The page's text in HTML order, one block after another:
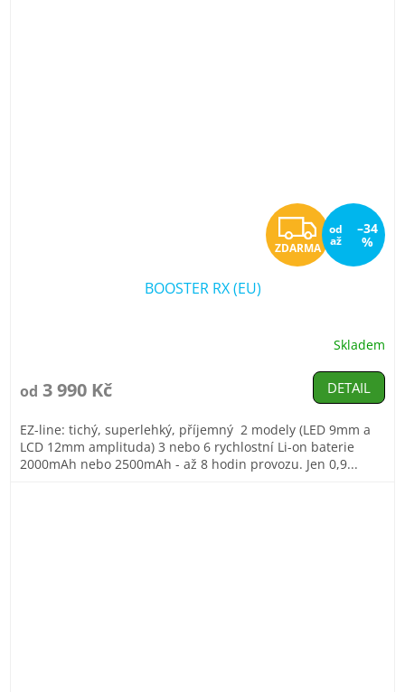
Z
D
R
M
A
ZDARMA
od
až
–34
%
BOOSTER RX (EU)
produktu
je
z
5
hvězdiček.
Skladem
od 3 990 Kč DETAIL
EZ-line: tichý, superlehký, příjemný 2 modely (LED 9mm a
LCD 12mm amplituda) 3 nebo 6 rychlostní Li-on baterie
2000mAh nebo 2500mAh - až 8 hodin provozu. Jen 0,9...